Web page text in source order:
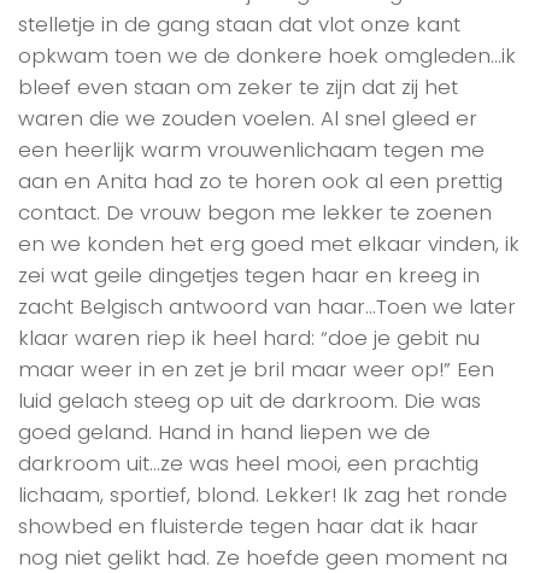
stelletje in de gang staan dat vlot onze kant
opkwam toen we de donkere hoek omgleden…ik
bleef even staan om zeker te zijn dat zij het
waren die we zouden voelen. Al snel gleed er
een heerlijk warm vrouwenlichaam tegen me
aan en Anita had zo te horen ook al een prettig
contact. De vrouw begon me lekker te zoenen
en we konden het erg goed met elkaar vinden, ik
zei wat geile dingetjes tegen haar en kreeg in
zacht Belgisch antwoord van haar…Toen we later
klaar waren riep ik heel hard: “doe je gebit nu
maar weer in en zet je bril maar weer op!” Een
luid gelach steeg op uit de darkroom. Die was
goed geland. Hand in hand liepen we de
darkroom uit…ze was heel mooi, een prachtig
lichaam, sportief, blond. Lekker! Ik zag het ronde
showbed en fluisterde tegen haar dat ik haar
nog niet gelikt had. Ze hoefde geen moment na